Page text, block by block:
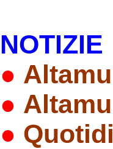
NOTIZIE
●
●
●